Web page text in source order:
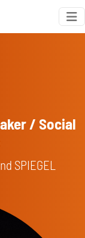
/ Social
SPIEGEL